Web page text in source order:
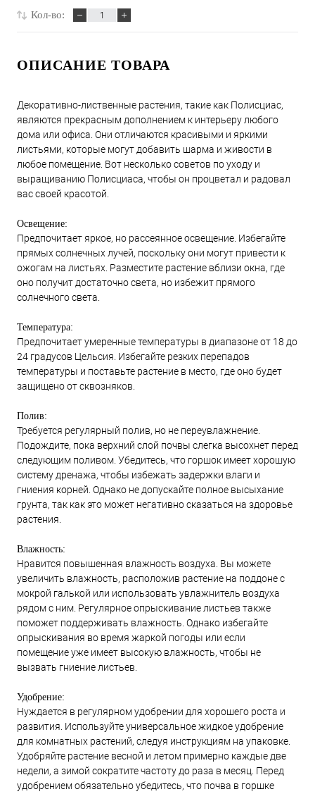
Кол-во:
ОПИСАНИЕ ТОВАРА
Декоративно-лиственные растения, такие как Полисциас,
являются прекрасным дополнением к интерьеру любого
дома или офиса. Они отличаются красивыми и яркими
листьями, которые могут добавить шарма и живости в
любое помещение. Вот несколько советов по уходу и
выращиванию Полисциаса, чтобы он процветал и радовал
вас своей красотой.
Освещение:
Предпочитает яркое, но рассеянное освещение. Избегайте
прямых солнечных лучей, поскольку они могут привести к
ожогам на листьях. Разместите растение вблизи окна, где
оно получит достаточно света, но избежит прямого
солнечного света.
Температура:
Предпочитает умеренные температуры в диапазоне от 18 до
24 градусов Цельсия. Избегайте резких перепадов
температуры и поставьте растение в место, где оно будет
защищено от сквозняков.
Полив:
Требуется регулярный полив, но не переувлажнение.
Подождите, пока верхний слой почвы слегка высохнет перед
следующим поливом. Убедитесь, что горшок имеет хорошую
систему дренажа, чтобы избежать задержки влаги и
гниения корней. Однако не допускайте полное высыхание
грунта, так как это может негативно сказаться на здоровье
растения.
Влажность:
Нравится повышенная влажность воздуха. Вы можете
увеличить влажность, расположив растение на поддоне с
мокрой галькой или использовать увлажнитель воздуха
рядом с ним. Регулярное опрыскивание листьев также
поможет поддерживать влажность. Однако избегайте
опрыскивания во время жаркой погоды или если
помещение уже имеет высокую влажность, чтобы не
вызвать гниение листьев.
Удобрение:
Нуждается в регулярном удобрении для хорошего роста и
развития. Используйте универсальное жидкое удобрение
для комнатных растений, следуя инструкциям на упаковке.
Удобряйте растение весной и летом примерно каждые две
недели, а зимой сократите частоту до раза в месяц. Перед
удобрением обязательно убедитесь, что почва в горшке